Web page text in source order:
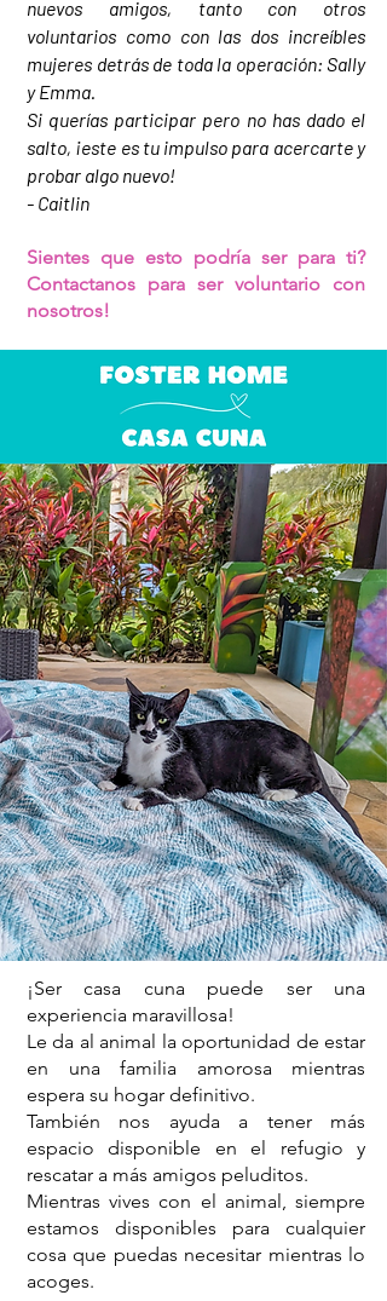
nuevos amigos, tanto con otros
voluntarios como con las dos increíbles
mujeres detrás de toda la operación: Sally
y Emma.
Si querías participar pero no has dado el
salto, ¡este es tu impulso para acercarte y
probar algo nuevo!
- Caitlin
Sientes que esto podría ser para ti?
Contactanos para ser voluntario con
nosotros!
¡Ser casa cuna puede ser una
experiencia maravillosa!
​Le da al animal la oportunidad de estar
en una familia amorosa mientras
espera su hogar definitivo.
También nos ayuda a tener más
espacio disponible en el refugio y
rescatar a más amigos peluditos.​
Mientras vives con el animal, siempre
estamos disponibles para cualquier
cosa que puedas necesitar mientras lo
acoges.